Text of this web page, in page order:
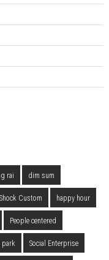
rai dim sum
Custom happy hour
People centered
park Social Enterprise